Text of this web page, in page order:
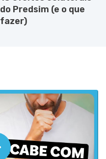
do Predsim (e o que
fazer)